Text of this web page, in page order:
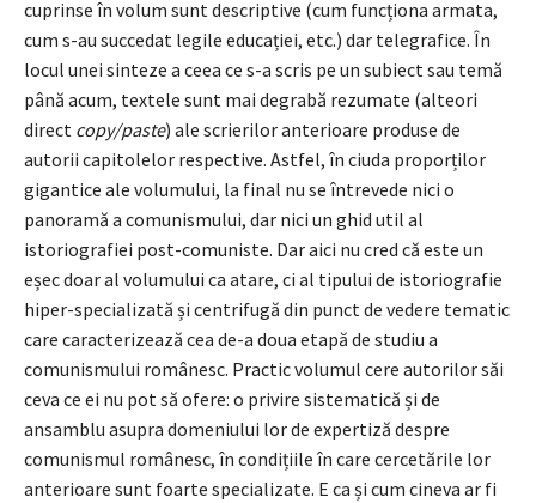
cuprinse în volum sunt descriptive (cum funcționa armata,
cum s-au succedat legile educației, etc.) dar telegrafice. În
locul unei sinteze a ceea ce s-a scris pe un subiect sau temă
până acum, textele sunt mai degrabă rezumate (alteori
direct copy/paste) ale scrierilor anterioare produse de
autorii capitolelor respective. Astfel, în ciuda proporților
gigantice ale volumului, la final nu se întrevede nici o
panoramă a comunismului, dar nici un ghid util al
istoriografiei post-comuniste. Dar aici nu cred că este un
eșec doar al volumului ca atare, ci al tipului de istoriografie
hiper-specializată și centrifugă din punct de vedere tematic
care caracterizează cea de-a doua etapă de studiu a
comunismului românesc. Practic volumul cere autorilor săi
ceva ce ei nu pot să ofere: o privire sistematică și de
ansamblu asupra domeniului lor de expertiză despre
comunismul românesc, în condițiile în care cercetările lor
anterioare sunt foarte specializate. E ca și cum cineva ar fi